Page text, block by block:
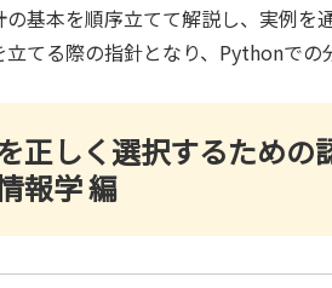
の基本を順序立てて解説し、実例を
立てる際の指針となり、Pythonでの
正しく選択するための
報学 編